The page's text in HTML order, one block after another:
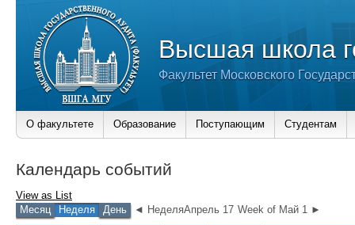
Высшая школа
Факультет Московского
О факультете Образование Поступающим Студентам
Календарь событий
View as List
Месяц
Неделя День ◄ НеделяАпрель 17 Week of Май 1 ►